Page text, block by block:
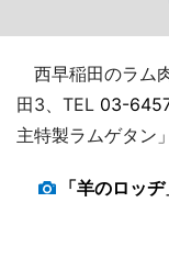
西早稲田のラム
田3、TEL 03-
主特製ラムゲタン
「羊のロッ